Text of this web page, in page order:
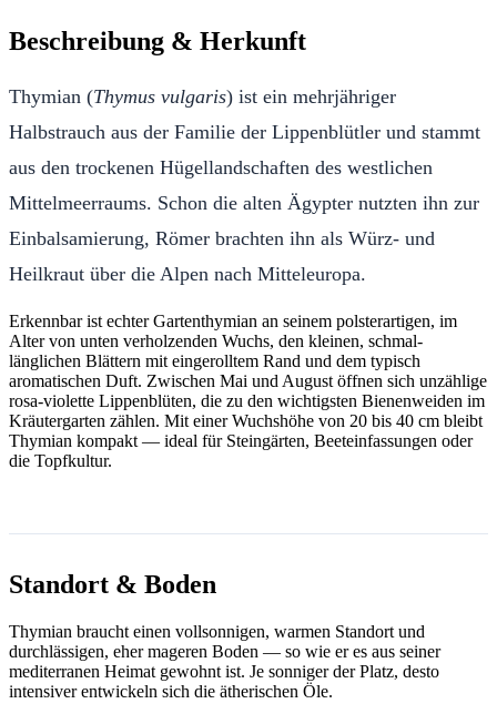
Beschreibung & Herkunft
Thymian (Thymus vulgaris) ist ein mehrjähriger
Halbstrauch aus der Familie der Lippenblütler und stammt
aus den trockenen Hügellandschaften des westlichen
Mittelmeerraums. Schon die alten Ägypter nutzten ihn zur
Einbalsamierung, Römer brachten ihn als Würz- und
Heilkraut über die Alpen nach Mitteleuropa.
Erkennbar ist echter Gartenthymian an seinem polsterartigen, im
Alter von unten verholzenden Wuchs, den kleinen, schmal-
länglichen Blättern mit eingerolltem Rand und dem typisch
aromatischen Duft. Zwischen Mai und August öffnen sich unzählige
rosa-violette Lippenblüten, die zu den wichtigsten Bienenweiden im
Kräutergarten zählen. Mit einer Wuchshöhe von 20 bis 40 cm bleibt
Thymian kompakt — ideal für Steingärten, Beeteinfassungen oder
die Topfkultur.
Standort & Boden
Thymian braucht einen vollsonnigen, warmen Standort und
durchlässigen, eher mageren Boden — so wie er es aus seiner
mediterranen Heimat gewohnt ist. Je sonniger der Platz, desto
intensiver entwickeln sich die ätherischen Öle.